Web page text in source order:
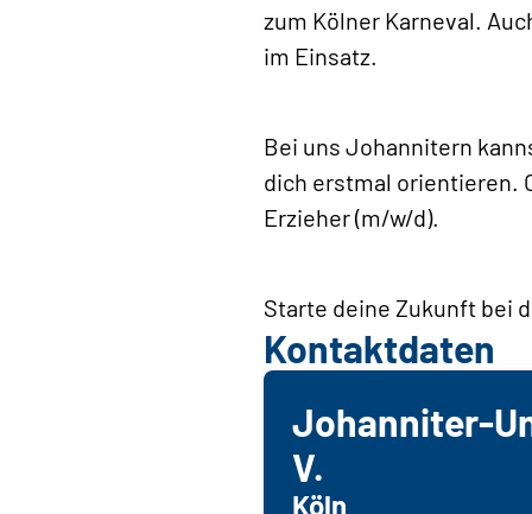
zum Kölner Karneval.
im Einsatz.
Bei uns Johannitern
dich erstmal orientieren.
Erzieher (m/w/d).
Starte deine Zukunft bei
Kontaktdaten
Johanniter-
V.
Köln